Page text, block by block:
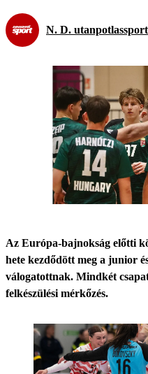
N. D.
Az Európa-bajnokság előtti
hete kezdődött meg a junior
válogatottnak. Mindkét
felkészülési mérkőzés.